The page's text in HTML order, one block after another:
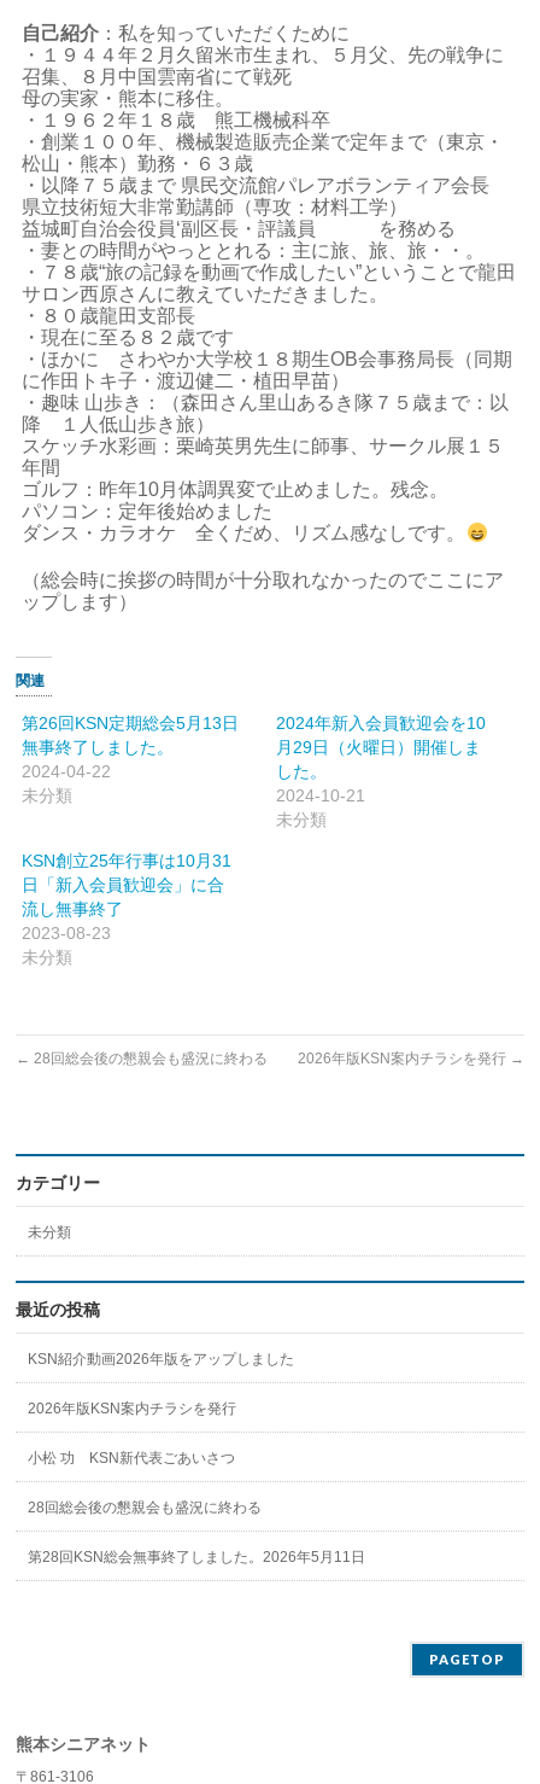
自己紹介 ：私を知っていただくために
・１９４４年２月久留米市生まれ、５月父、先の戦争に
召集、８月中国雲南省にて戦死
母の実家・熊本に移住。
・１９６２年１８歳 熊工機械科卒
・創業１００年、機械製造販売企業で定年まで（東京・
松山・熊本）勤務・６３歳
・以降７５歳まで 県民交流館パレアボランティア会長
県立技術短大非常勤講師（専攻：材料工学）
益城町自治会役員‘副区長・評議員 を務める
・妻との時間がやっととれる：主に旅、旅、旅・・。
・７８歳“旅の記録を動画で作成したい”ということで龍田
サロン西原さんに教えていただきました。
・８０歳龍田支部長
・現在に至る８２歳です
・ほかに さわやか大学校１８期生OB会事務局長（同期
に作田トキ子・渡辺健二・植田早苗）
・趣味 山歩き：（森田さん里山あるき隊７５歳まで：以
降 １人低山歩き旅）
スケッチ水彩画：栗崎英男先生に師事、サークル展１５
年間
ゴルフ：昨年10月体調異変で止めました。残念。
パソコン：定年後始めました
ダンス・カラオケ 全くだめ、リズム感なしです。
（総会時に挨拶の時間が十分取れなかったのでここにア
ップします）
関連
第26回KSN定期総会5月13日
無事終了しました。
2024-04-22
未分類
2024年新入会員歓迎会を10
月29日（火曜日）開催しま
した。
2024-10-21
未分類
KSN創立25年行事は10月31
日「新入会員歓迎会」に合
流し無事終了
2023-08-23
未分類
← 28回総会後の懇親会も盛況に終わる 2026年版KSN案内チラシを発行 →
カテゴリー
未分類
最近の投稿
KSN紹介動画2026年版をアップしました
2026年版KSN案内チラシを発行
小松 功 KSN新代表ごあいさつ
28回総会後の懇親会も盛況に終わる
第28回KSN総会無事終了しました。2026年5月11日
PAGETOP
熊本シニアネット
〒861-3106